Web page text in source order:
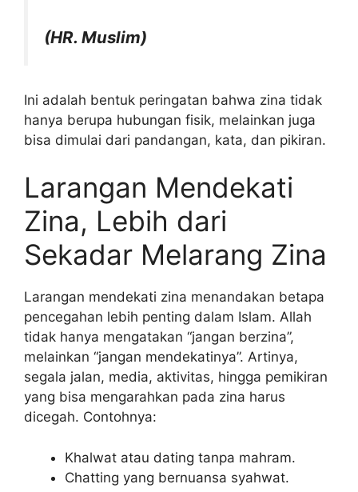
(HR. Muslim)
Ini adalah bentuk peringatan bahwa zina tidak
hanya berupa hubungan fisik, melainkan juga
bisa dimulai dari pandangan, kata, dan pikiran.
Larangan Mendekati
Zina, Lebih dari
Sekadar Melarang Zina
Larangan mendekati zina menandakan betapa
pencegahan lebih penting dalam Islam. Allah
tidak hanya mengatakan “jangan berzina”,
melainkan “jangan mendekatinya”. Artinya,
segala jalan, media, aktivitas, hingga pemikiran
yang bisa mengarahkan pada zina harus
dicegah. Contohnya:
Khalwat atau dating tanpa mahram.
Chatting yang bernuansa syahwat.